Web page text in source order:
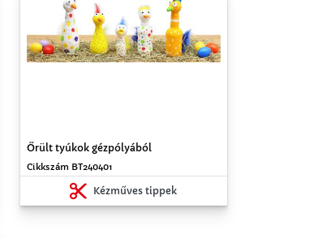
Őrült tyúkok gézpólyából
Cikkszám BT240401
Kézműves tippek